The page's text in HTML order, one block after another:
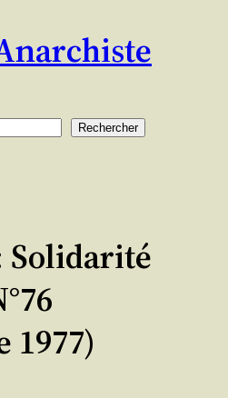
Rechercher
Solidarité
1977)